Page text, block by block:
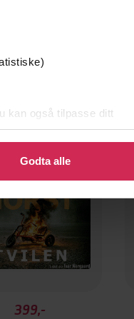
kan også tilpasse ditt
eller endre ditt samtykke.
Godta alle
399,-